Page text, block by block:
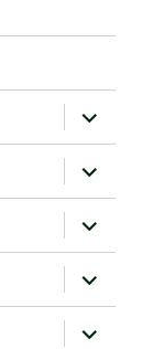
amplia
el
menú
fill
amplia
el
menú
fill
amplia
el
menú
fill
amplia
el
menú
fill
amplia